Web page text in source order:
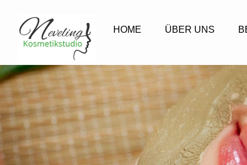
HOME ÜBER UNS